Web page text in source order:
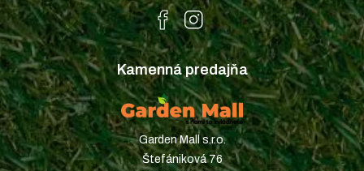
Kamenná predajňa
Garden Mall s.r.o.
Štefániková 76